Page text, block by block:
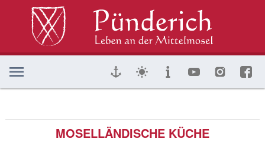
MOSELLÄNDISCHE KÜCHE